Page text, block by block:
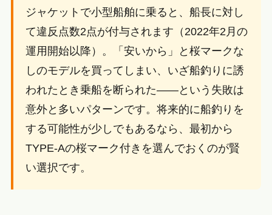
ジャケットで小型船舶に乗ると、船長に対し
て違反点数2点が付与されます（2022年2月の
運用開始以降）。「安いから」と桜マークな
しのモデルを買ってしまい、いざ船釣りに誘
われたとき乗船を断られた——という失敗は
意外と多いパターンです。将来的に船釣りを
する可能性が少しでもあるなら、最初から
TYPE-Aの桜マーク付きを選んでおくのが賢
い選択です。